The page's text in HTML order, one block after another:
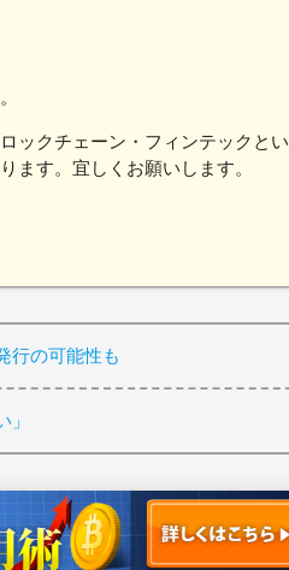
ックチェーン・フィンテックとい
ます。宜しくお願いします。
行の可能性も